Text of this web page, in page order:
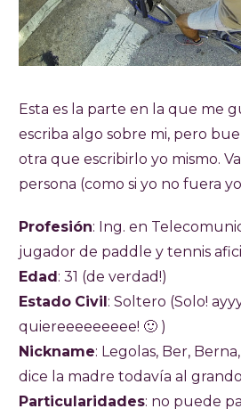
Esta es la parte en la que me
escriba algo sobre mi, pero
otra que escribirlo yo mismo.
persona (como si yo no fuera yo
Profesión: Ing. en
jugador de paddle y tennis
Edad : 31 (de verdad!)
Estado Civil : Soltero (Solo!
quiereeeeeeeee! 🙂 )
Nickname: Legolas, Ber,
dice la madre todavía al
Particularidades: no puede